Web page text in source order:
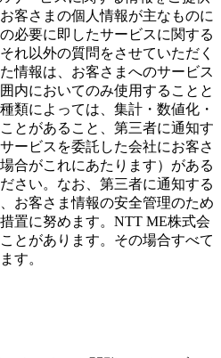
客さまの個人情報が主なものに
必要に即したサービスに関する
れ以外の質問をさせていただく
情報は、お客さまへのサービス
内においてのみ使用することと
類によっては、集計・数値化・
とがあること、第三者に通知す
ービスを委託した会社にお客さ
合がこれにあたります）がある
さい。なお、第三者に通知する
お客さま情報の安全管理のため
置に努めます。NTT ME株式会
とがあります。その場合すべて
す。